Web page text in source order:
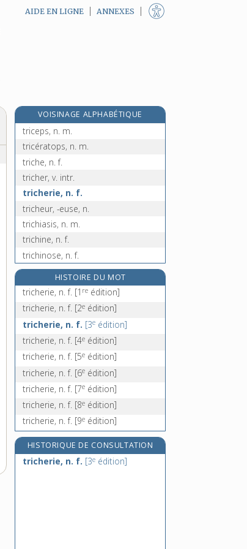
AIDE EN LIGNE ANNEXES
VOISINAGE ALPHABÉTIQUE
tricéphale, adj.
triceps, n. m.
tricératops, n. m.
triche, n. f.
tricher, v. intr.
tricherie, n. f.
tricheur, -euse, n.
trichiasis, n. m.
trichine, n. f.
trichinose, n. f.
trichloréthylène, n. m.
trichocéphale, n. m.
trichome, n. m.
HISTOIRE DU MOT
tricherie, n. f. [1 re édition]
tricherie, n. f. [2e édition]
tricherie, n. f. [3e édition]
tricherie, n. f. [4e édition]
tricherie, n. f. [5e édition]
tricherie, n. f. [6e édition]
tricherie, n. f. [7e édition]
tricherie, n. f. [8e édition]
tricherie, n. f. [9e édition]
HISTORIQUE DE CONSULTATION
tricherie, n. f. [3e édition]